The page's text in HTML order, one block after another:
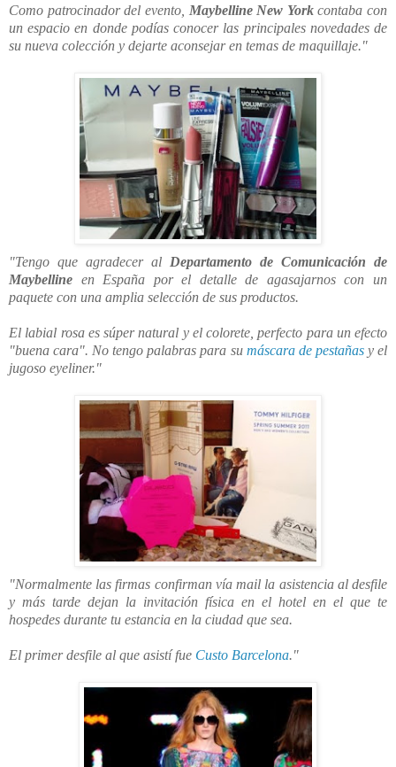
Como patrocinador del evento, Maybelline New Yorkcontaba con
un espacio en donde podías conocer las principales novedades de
su nueva colección y dejarte aconsejar en temas de maquillaje."
"Tengo que agradecer al Departamento de Comunicación de
Maybelline en España por el detalle de agasajarnos con un
paquete con una amplia selección de sus productos.
El labial rosa es súper natural y el colorete, perfecto para un efecto
"buena cara". No tengo palabras para su máscara de pestañas y el
jugoso eyeliner."
"Normalmente las firmas confirman vía mail la asistencia al desfile
y más tarde dejan la invitación física en el hotel en el que te
hospedes durante tu estancia en la ciudad que sea.
El primer desfile al que asistí fue Custo Barcelona."